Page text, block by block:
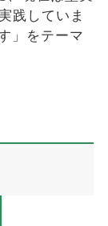
践していま
」をテーマ